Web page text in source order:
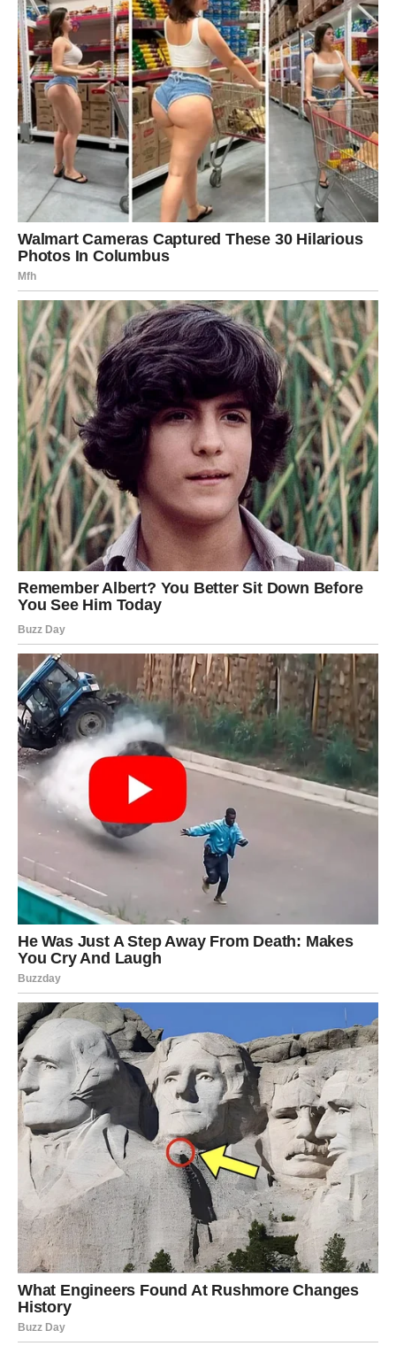
Jedna osoba vraća vam optimizam i vjeru da sreća zaista
postoji.
Ljubav dolazi onda kada je najmanje
očekujete
Pred vama su veoma lijepi i uzbudljivi trenuci.
JARAC
Jarčevi konačno dobijaju ljubav koja donosi sigurnost i
poštovanje.
Poslije mnogo razočaranja dolazi osoba koja želi ozbiljnu
budućnost sa vama.
Srce konačno pronalazi mir
Pred vama su veoma važni emotivni trenuci.
VODOLIJA
Zvijezde vam donose neočekivanu ljubavnu priču koja
potpuno mijenja vaše planove.
Jedna osoba sada postaje mnogo važniji dio vašeg života
nego što ste očekivali.
Sudbina vam otvara srce
Pred vama su veoma posebni trenuci.
RIBE
Ribe ulaze u jedan od najnježnijih i najemotivnijih perioda
života.
Jedna osoba pokazuje koliko joj značite i vraća vam vjeru
da prava ljubav zaista postoji.
Ljubav liječi vašu dušu
Pred vama su trenuci puni topline, nježnosti i iskrenih
emocija.
Ljubavni horoskop za drugu polovinu maja donosi
ogromne promjene svim znakovima Zodijaka, ali posebno
će blistati Rakovi, Vage i Ribe kojima zvijezde šalju
srodnu dušu i ljubav kakvu su dugo čekali.
Ovo je period tokom kojeg univerzum pokazuje da prava
ljubav uvijek pronađe put do onih koji nisu prestali
vjerovati u nju čak i poslije najvećih razočaranja.